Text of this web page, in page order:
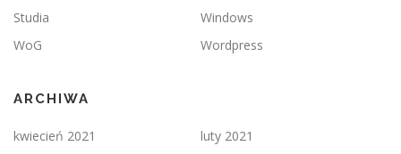
Studia
Windows
WoG
Wordpress
ARCHIWA
kwiecień 2021
luty 2021